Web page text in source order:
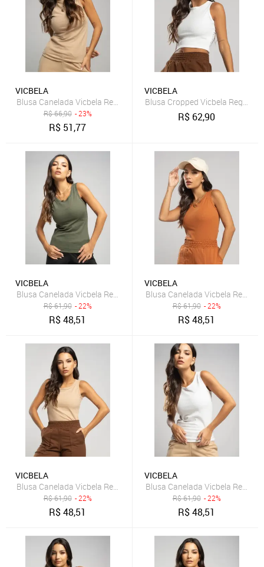
VICBELA
Blusa Canelada Vicbela Regata Gola Alta Bege
R$66,90 - 23%
R$ 51,77
VICBELA
Blusa Cropped Vicbela Regata
R$ 62,90
VICBELA
Blusa Canelada Vicbela Regata Gola Redonda Verde
R$61,90 - 22%
R$48,51
VICBELA
Blusa Canelada Vicbela Regata
R$61,90 - 22%
R$48,51
VICBELA
Blusa Canelada Vicbela Regata Gola Redonda Bege
R$61,90 - 22%
R$48,51
VICBELA
Blusa Canelada Vicbela Regata
R$61,90 - 22%
R$48,51